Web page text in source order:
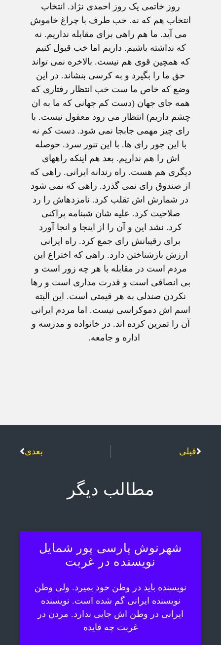
روز خاتمی يک روز احمدی نژاد. انتخاب
انتخاب هم که نه. خب طرف با چراغ خاموش
می آيد. ما هم راهی برای مقابله نداريم. نه
که نداشته باشيم. داريم اما خب قبول کنيم
که همچين قوی هم نيست. بالاخره نمی تواند
حق ما را بگيرد و به کرسی بنشاند. در اين
وضع که خاص ما ست خب انتظار رفتاری که
همه جای جهان (دست کم جهانی که ما به ان
چشم داريم) انتظار می رود معقول نيست. با
رای چيز مهمی جابجا نمی شود. دست کم نه
با اين جور رای ها. با اين تنور سرد. حوصله
اش را هم نداريم. بعد هم اينکه راههای
ديگری هم هست. راه رندانه ايرانی. راهی که
از صندوق رای نمی گذرد. راهی که نمی شود
در شمارش اش تقلب کرد. نامزدهاش را رد
صلاحيت کرد. عليه شان شبنامه پراکنی
کرد. نشد اين و آن را از اينجا و انجا آورد
برای رقيبانش رای جمع کرد. راه ايرانی
ارزش بازشناختن دارد. راهی که اختراع اين
مردم است در مقابله با هر چه زور است و
بی انصافی است و قدرت مداری است و رها
نکردن صندلی به هر قيمتی است. اين البته
اسم اش دموکراسی نيست. اما مردم ايرانی
آن را تمرين کرده اند. در خانواده و مدرسه و
اداره و جامعه.
قبلی بعدی
مطالب دیگر
شهرنوش پارسی پور شمایل
نویسنده در غربت
نویسنده باید در وطن خود بمیرد. ولی وطن
نویسنده ایرانی گم شده است. نویسنده
ایرانی در وطن اش جایی ندارد. مردن در
غربت چه فایده